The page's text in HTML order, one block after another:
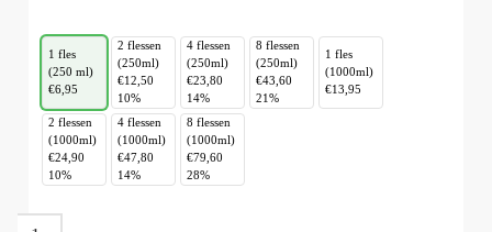
1 fles
(250 ml)
€6,95
2 flessen
(250ml)
€12,50
10%
4 flessen
(250ml)
€23,80
14%
8 flessen
(250ml)
€43,60
21%
1 fles
(1000ml)
€13,95
2 flessen
(1000ml)
€24,90
10%
4 flessen
(1000ml)
€47,80
14%
8 flessen
(1000ml)
€79,60
28%